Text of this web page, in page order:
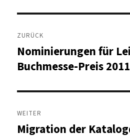
ZURÜCK
Vorheriger
Beitrag:
Nominierungen für
Buchmesse-Preis 2011
WEITER
Nächster
Migration der